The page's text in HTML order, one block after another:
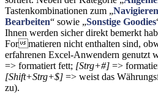
Tastenkombinationen zum „
Bearbeiten“ sowie „Sonstige Goodies
Ihnen werden sicher direkt bemerkt
Formatieren nicht enthalten sind,
erfahrenen Excel-Anwendern genutzt
=> formatiert fett; [Strg+#] =>
[Shift+Strg+$] => weist das
zu).